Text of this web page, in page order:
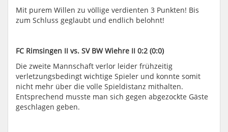
Mit purem Willen zu völlige verdienten 3 Punkten! Bis
zum Schluss geglaubt und endlich belohnt!
FC Rimsingen II vs. SV BW Wiehre II 0:2 (0:0)
Die zweite Mannschaft verlor leider frühzeitig
verletzungsbedingt wichtige Spieler und konnte somit
nicht mehr über die volle Spieldistanz mithalten.
Entsprechend musste man sich gegen abgezockte Gäste
geschlagen geben.